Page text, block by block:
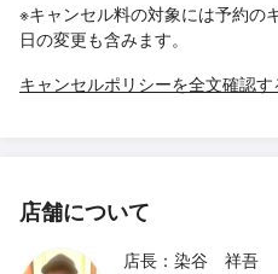
※キャンセル料の対象には予約の
日の変更も含みます。
キャンセルポリシーを全文確認す
店舗について
店長：染谷 祥吾